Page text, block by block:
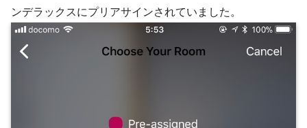
ンデラックスにプリアサインされていました。